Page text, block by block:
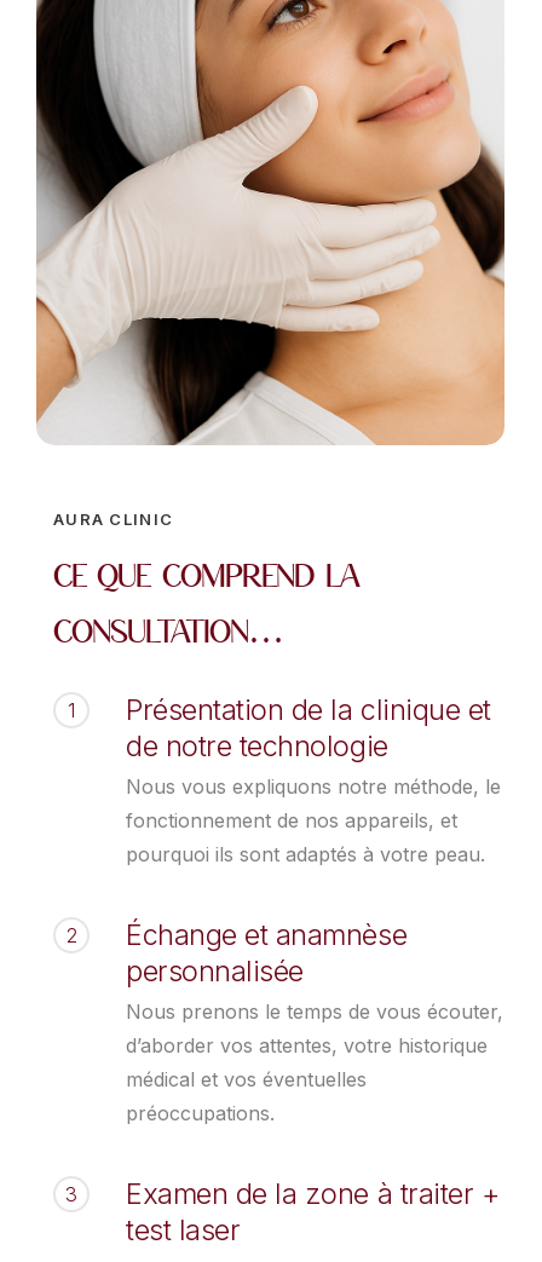
AURA CLINIC
Ce que comprend la
consultation…
1
Présentation de la clinique et
de notre technologie
Nous vous expliquons notre méthode, le
fonctionnement de nos appareils, et
pourquoi ils sont adaptés à votre peau.
2
Échange et anamnèse
personnalisée
Nous prenons le temps de vous écouter,
d’aborder vos attentes, votre historique
médical et vos éventuelles
préoccupations.
3
Examen de la zone à traiter +
test laser